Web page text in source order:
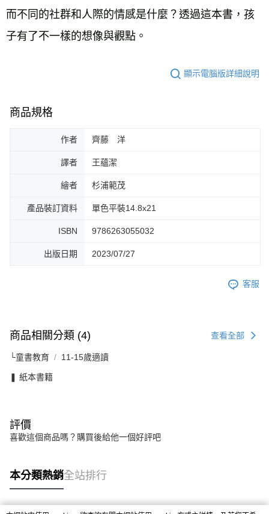
而不同的社群和人際的情感是什麼？透過這本書，孩
子有了不一樣的想像與觀點。
顯示電腦版詳細說明
商品規格
作者 齊藤 洋
譯者 王蘊潔
繪者 杉浦範茂
產品裝訂資料 單色平裝14.8x21
ISBN 9786263055032
出版日期 2023/07/27
客服
商品相關分類 (4) 查看全部
└童書教育 11-15歲適讀
❚ 紙本書籍
評價
喜歡這個商品嗎？購買後給他一個好評吧
本分類熱銷全站排行